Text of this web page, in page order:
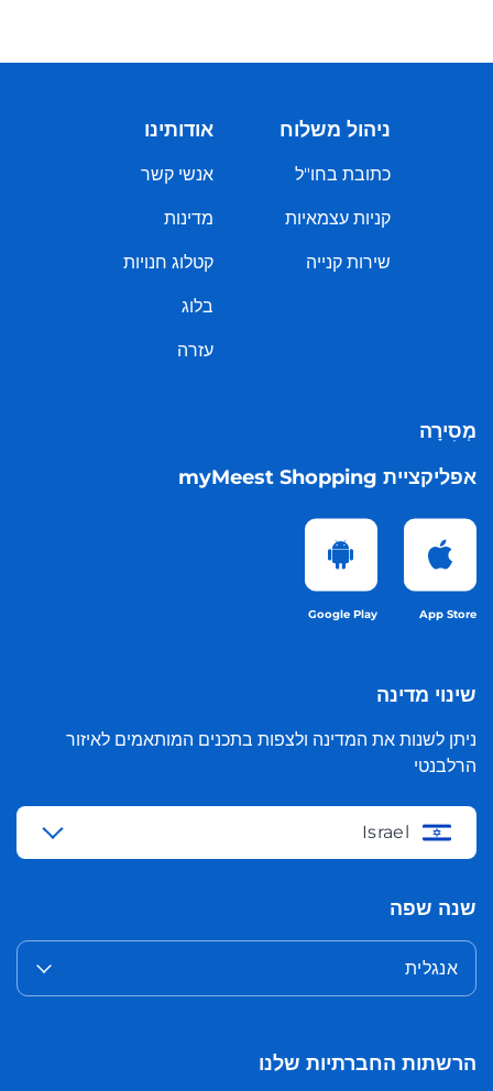
ניהול משלוח
כתובת בחו"ל
קניות עצמאיות
שירות קנייה
אודותינו
אנשי קשר
מדינות
קטלוג חנויות
בלוג
עזרה
מְסִירָה
אפליקציית myMeest Shopping
App Store
Google Play
שינוי מדינה
ניתן לשנות את המדינה ולצפות בתכנים המותאמים לאיזור
הרלבנטי
Israel
שנה שפה
אנגלית
הרשתות החברתיות שלנו